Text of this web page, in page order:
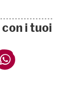
i tuoi